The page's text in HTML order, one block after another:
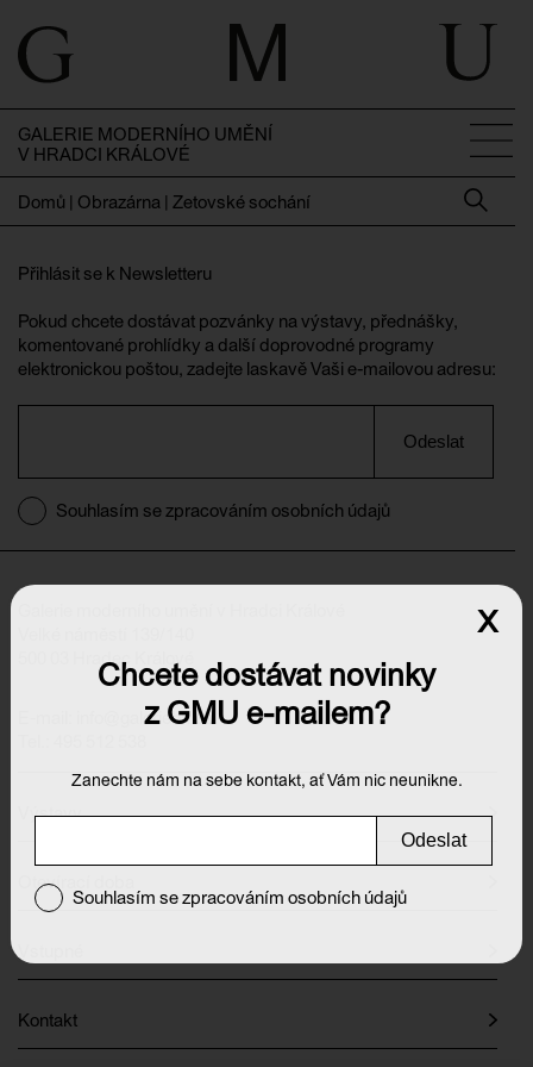
GALERIE MODERNÍHO UMĚNÍ
V HRADCI KRÁLOVÉ
Domů | Obrazárna | Zetovské sochání
Přihlásit se k Newsletteru
Pokud chcete dostávat pozvánky na výstavy, přednášky,
komentované prohlídky a další doprovodné programy
elektronickou poštou, zadejte laskavě Vaši e-mailovou adresu:
Odeslat
Souhlasím se zpracováním osobních údajů
500 03 Hradec Králové
info@galeriehk.cz
Výstavy
Otevírací doba
Kontakt
Chcete dostávat novinky
z GMU e-mailem?
Zanechte nám na sebe kontakt, ať Vám nic neunikne.
Odeslat
Souhlasím se zpracováním osobních údajů
x